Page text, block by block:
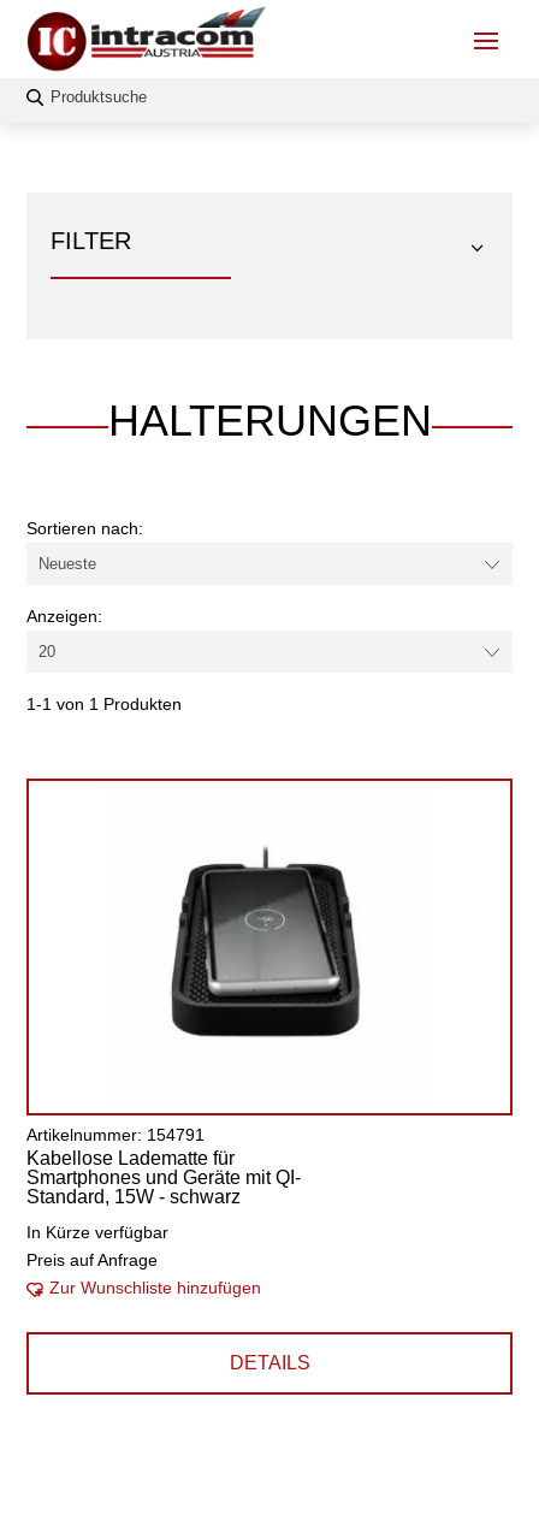
FILTER
FILTERN
HALTERUNGEN
Sortieren nach:
Anzeigen:
1-1 von 1 Produkten
Artikelnummer: 154791
Kabellose Ladematte für
Smartphones und Geräte mit QI-
Standard, 15W - schwarz
In Kürze verfügbar
Preis auf Anfrage
Zur Wunschliste hinzufügen
DETAILS